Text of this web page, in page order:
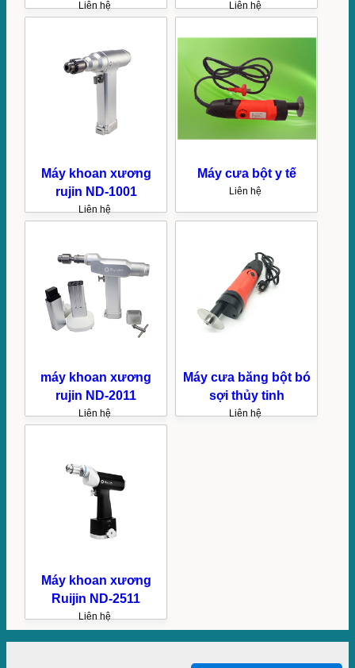
Liên hệ Liên hệ
Máy khoan xương
rujin ND-1001
Liên hệ
Máy cưa bột y tế
Liên hệ
máy khoan xương
rujin ND-2011
Liên hệ
Máy cưa băng bột bó
sợi thủy tinh
Liên hệ
Máy khoan xương
Ruijin ND-2511
Liên hệ